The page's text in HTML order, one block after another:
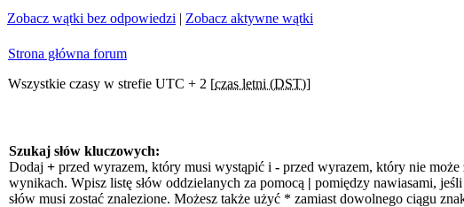
Zobacz wątki bez odpowiedzi | Zobacz aktywne wątki
Strona główna forum
Wszystkie czasy w strefie UTC + 2 [czas letni (DST)]
Szukaj słów kluczowych:
Dodaj + przed wyrazem, który musi wystąpić i - przed wyrazem, który nie może
wynikach. Wpisz listę słów oddzielanych za pomocą | pomiędzy nawiasami,
słów musi zostać znalezione. Możesz także użyć * zamiast dowolnego ciągu